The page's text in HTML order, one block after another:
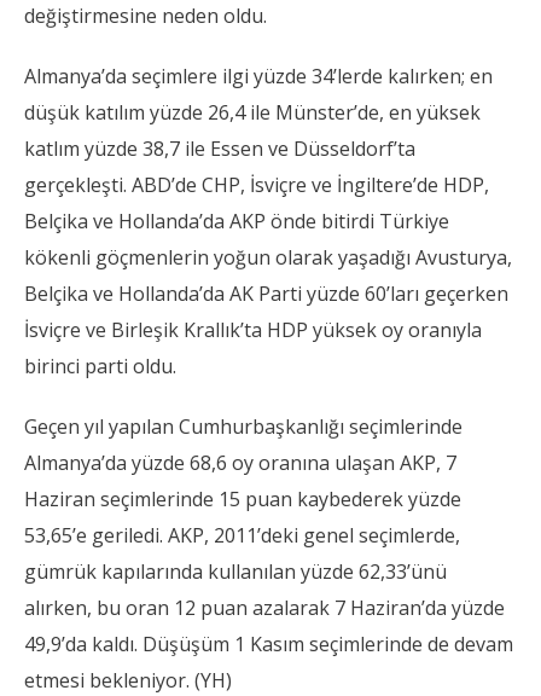
değiştirmesine neden oldu.
Almanya’da seçimlere ilgi yüzde 34’lerde kalırken; en
düşük katılım yüzde 26,4 ile Münster’de, en yüksek
katlım yüzde 38,7 ile Essen ve Düsseldorf’ta
gerçekleşti. ABD’de CHP, İsviçre ve İngiltere’de HDP,
Belçika ve Hollanda’da AKP önde bitirdi Türkiye
kökenli göçmenlerin yoğun olarak yaşadığı Avusturya,
Belçika ve Hollanda’da AK Parti yüzde 60’ları geçerken
İsviçre ve Birleşik Krallık’ta HDP yüksek oy oranıyla
birinci parti oldu.
Geçen yıl yapılan Cumhurbaşkanlığı seçimlerinde
Almanya’da yüzde 68,6 oy oranına ulaşan AKP, 7
Haziran seçimlerinde 15 puan kaybederek yüzde
53,65’e geriledi. AKP, 2011’deki genel seçimlerde,
gümrük kapılarında kullanılan yüzde 62,33’ünü
alırken, bu oran 12 puan azalarak 7 Haziran’da yüzde
49,9’da kaldı. Düşüşüm 1 Kasım seçimlerinde de devam
etmesi bekleniyor. (YH)